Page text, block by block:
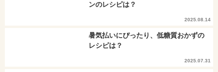
ンのレシピは？
2025.08.14
暑気払いにぴったり、低糖質おかずの
レシピは？
2025.07.31